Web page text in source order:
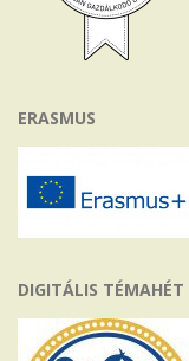
ERASMUS
DIGITÁLIS TÉMAHÉT